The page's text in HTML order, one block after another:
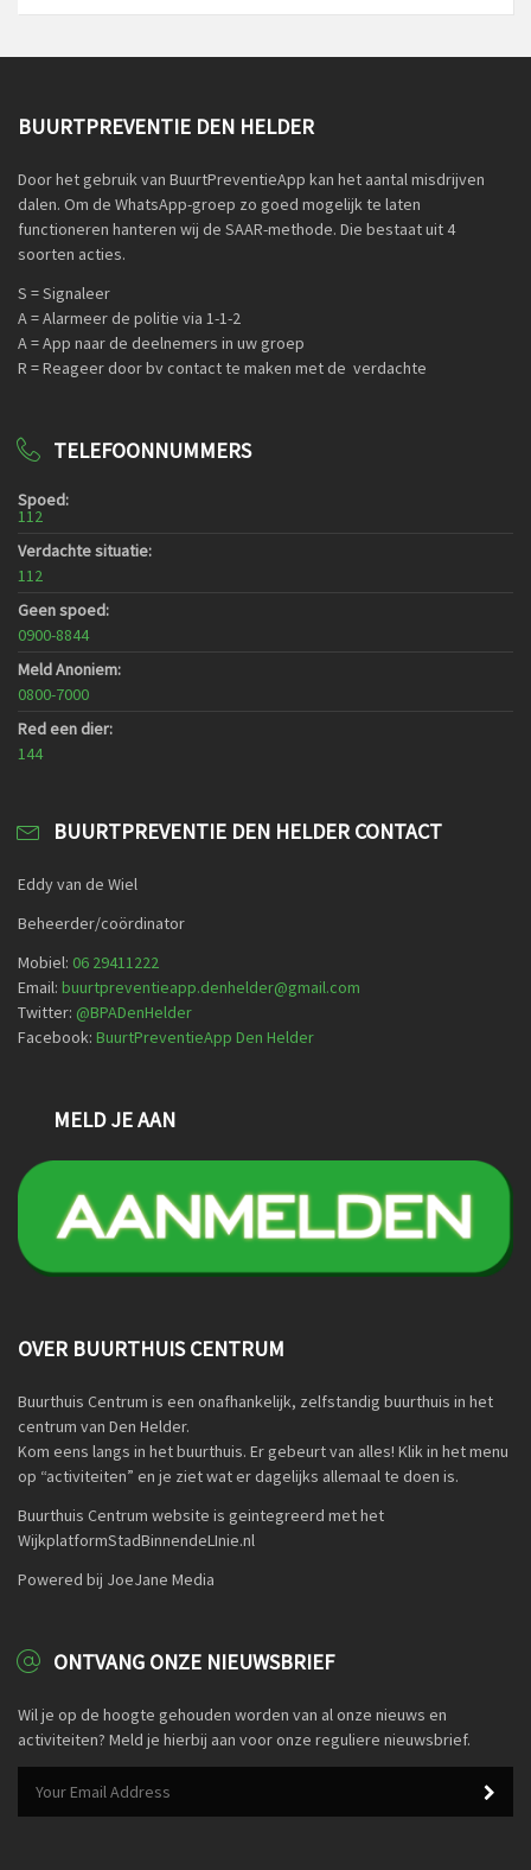
BUURTPREVENTIE DEN HELDER
Door het gebruik van BuurtPreventieApp kan het aantal misdrijven
dalen. Om de WhatsApp-groep zo goed mogelijk te laten
functioneren hanteren wij de SAAR-methode. Die bestaat uit 4
soorten acties.
S = Signaleer
A = Alarmeer de politie via 1-1-2
A = App naar de deelnemers in uw groep
R = Reageer door bv contact te maken met de verdachte
TELEFOONNUMMERS
Spoed:
112
Verdachte situatie:
112
Geen spoed:
0900-8844
Meld Anoniem:
0800-7000
Red een dier:
144
BUURTPREVENTIE DEN HELDER CONTACT
Eddy van de Wiel
Beheerder/coördinator
Mobiel: 06 29411222
Email: buurtpreventieapp.denhelder@gmail.com
Twitter: @BPADenHelder
Facebook: BuurtPreventieApp Den Helder
MELD JE AAN
OVER BUURTHUIS CENTRUM
Buurthuis Centrum is een onafhankelijk, zelfstandig buurthuis in het
centrum van Den Helder.
Kom eens langs in het buurthuis. Er gebeurt van alles! Klik in het menu
op “activiteiten” en je ziet wat er dagelijks allemaal te doen is.
Buurthuis Centrum website is geintegreerd met het
WijkplatformStadBinnendeLInie.nl
Powered bij JoeJane Media
ONTVANG ONZE NIEUWSBRIEF
Wil je op de hoogte gehouden worden van al onze nieuws en
activiteiten? Meld je hierbij aan voor onze reguliere nieuwsbrief.